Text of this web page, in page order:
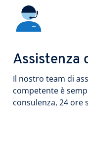
Assistenza
Il nostro team di
competente è
consulenza, 24 ore